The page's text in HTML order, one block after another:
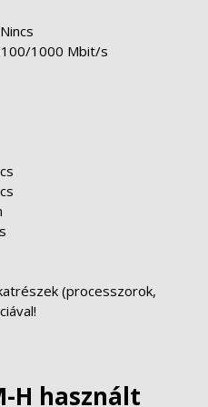
1000 Mbit/s
(processzorok,
H használt